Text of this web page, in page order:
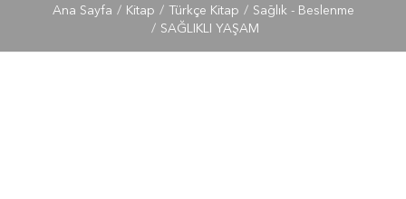
Ana Sayfa Kitap Türkçe Kitap
Sağlık - Beslenme
SAĞLIKLI YAŞAM